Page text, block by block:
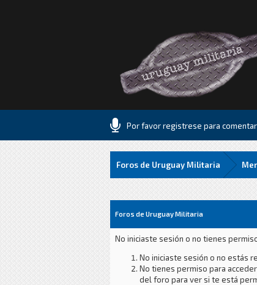
Por favor registrese para
Foros de Uruguay Militaria
Foros de Uruguay Militaria
No iniciaste sesión o no tienes
No iniciaste sesión o no estás
No tienes permiso para
del foro para ver si te está